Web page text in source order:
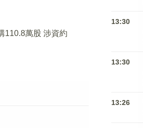
110.8萬股 涉資約
13:30
13:30
13:26